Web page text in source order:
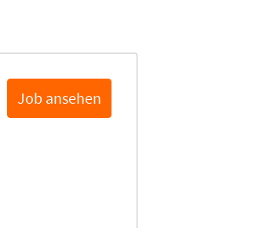
Job ansehen